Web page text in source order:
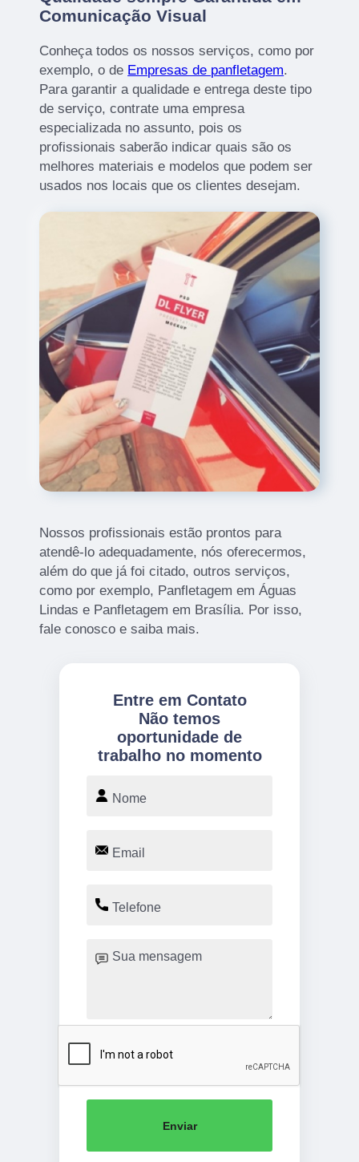
Comunicação Visual
Conheça todos os nossos serviços, como por
exemplo, o de Empresas de panfletagem.
Para garantir a qualidade e entrega deste tipo
de serviço, contrate uma empresa
especializada no assunto, pois os
profissionais saberão indicar quais são os
melhores materiais e modelos que podem ser
usados nos locais que os clientes desejam.
Nossos profissionais estão prontos para
atendê-lo adequadamente, nós oferecermos,
além do que já foi citado, outros serviços,
como por exemplo, Panfletagem em Águas
Lindas e Panfletagem em Brasília. Por isso,
fale conosco e saiba mais.
Entre em Contato
Não temos
oportunidade de
trabalho no momento
Enviar